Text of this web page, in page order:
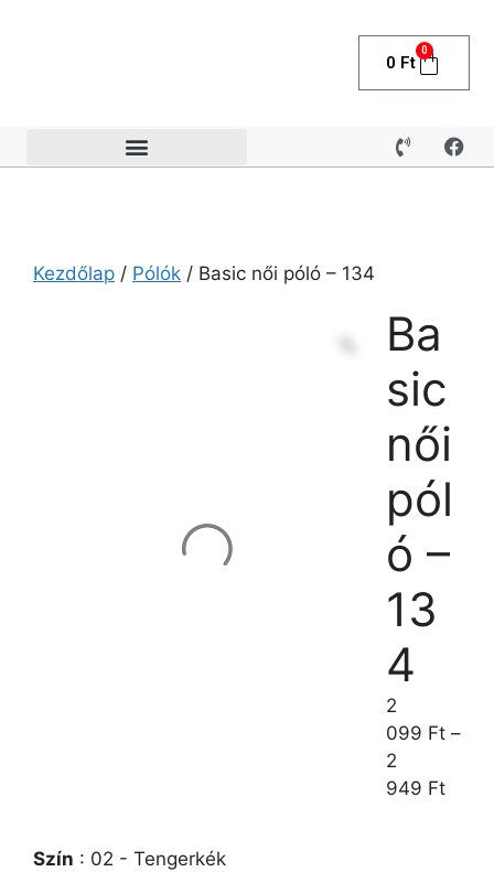
0 Ft
0
Kezdőlap / Pólók / Basic női póló – 134
Ba
sic
női
pól
ó –
13
4
2
099 Ft –
2
949 Ft
Szín : 02 - Tengerkék